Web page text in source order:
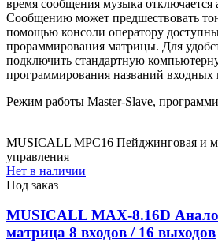
время сообщения музыка отключается
Сообщению может предшествовать
помощью консоли оператору
прораммирования матрицы. Для
подключить стандартную
программирования названий
Режим работы Master-Slave,
MUSICALL MPC16 Пейджинговая и
управления
Нет в наличии
Под заказ
MUSICALL MAX-8.16D
матрица 8 входов / 16 выходов